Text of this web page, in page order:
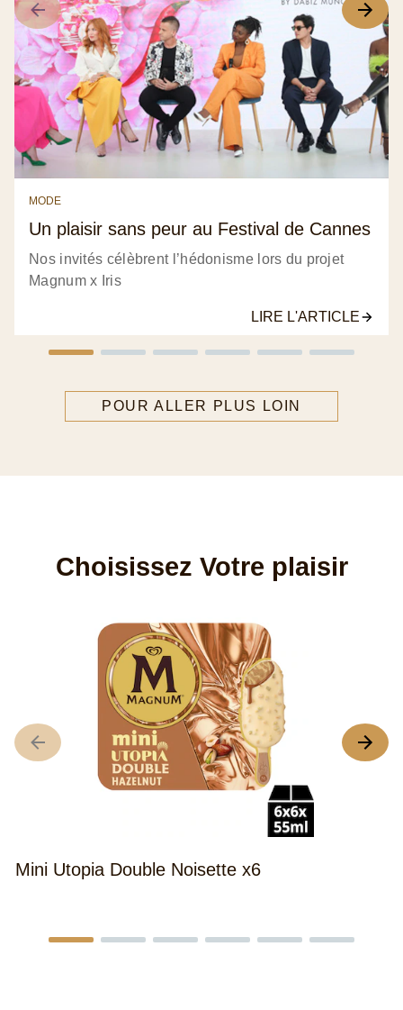
MODE
Un plaisir sans peur au Festival de Cannes
Nos invités célèbrent l’hédonisme lors du projet
Magnum x Iris
LIRE L'ARTICLE
POUR ALLER PLUS LOIN
Choisissez Votre plaisir
Mini Utopia Double Noisette x6